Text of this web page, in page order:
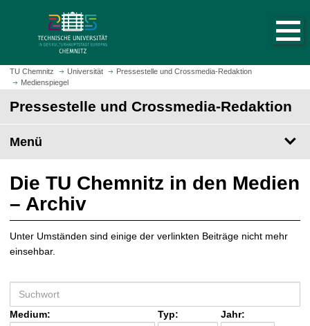
m
H
t
s
i
e
a
u
f
r
u
f
e
TU Chemnitz Universität
Pressestelle und Crossmedia-Redaktion
Medienspiegel
Pressestelle und Crossmedia-Redaktion
Menü
Die TU Chemnitz in den Medien
– Archiv
Unter Umständen sind einige der verlinkten Beiträge nicht mehr
einsehbar.
u
c
Medium: Typ: Jahr: